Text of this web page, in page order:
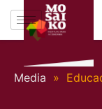
Media »